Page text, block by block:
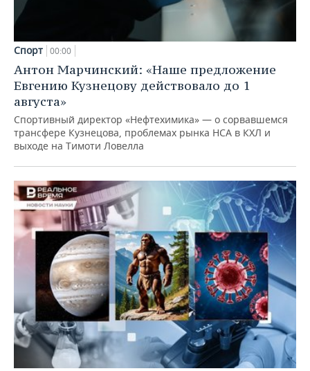
Спорт 00:00
Антон Марчинский: «Наше предложение
Евгению Кузнецову действовало до 1
августа»
Спортивный директор «Нефтехимика» — о сорвавшемся
трансфере Кузнецова, проблемах рынка НСА в КХЛ и
выходе на Тимоти Ловелла